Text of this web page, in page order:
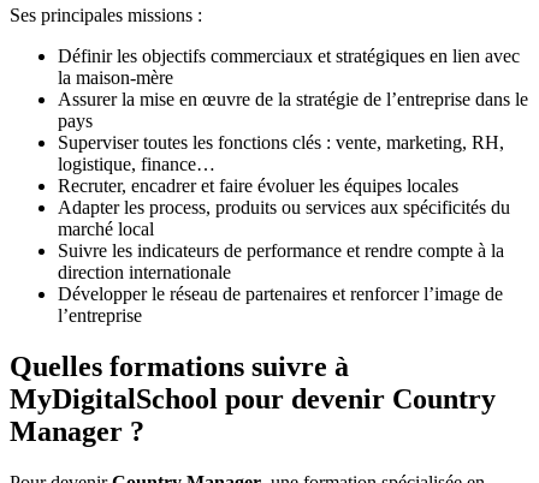
Ses principales missions :
Définir les objectifs commerciaux et stratégiques en lien avec
la maison-mère
Assurer la mise en œuvre de la stratégie de l’entreprise dans le
pays
Superviser toutes les fonctions clés : vente, marketing, RH,
logistique, finance…
Recruter, encadrer et faire évoluer les équipes locales
Adapter les process, produits ou services aux spécificités du
marché local
Suivre les indicateurs de performance et rendre compte à la
direction internationale
Développer le réseau de partenaires et renforcer l’image de
l’entreprise
Quelles formations suivre à
MyDigitalSchool pour devenir Country
Manager ?